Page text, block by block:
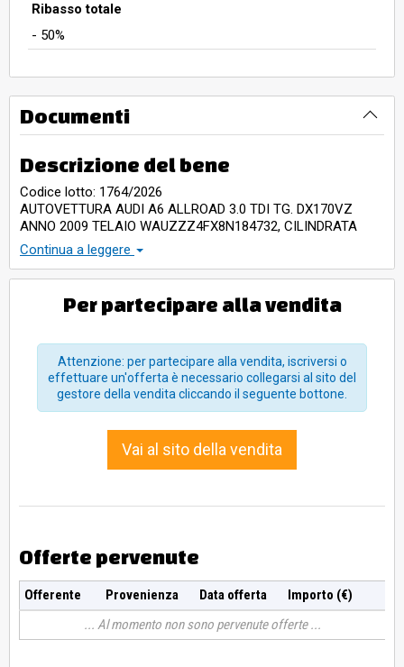
Ribasso totale
- 50%
Documenti
Descrizione del bene
Codice lotto: 1764/2026
AUTOVETTURA AUDI A6 ALLROAD 3.0 TDI TG. DX170VZ
ANNO 2009 TELAIO WAUZZZ4FX8N184732, CILINDRATA
2967 CC, KW 171, CON UNA CHIAVE, LIBRETTO DI
CIRCOLAZIONE, MANCANTE DI CERTIFICATO DI PROPRIETA',
KM 355.936; IN ALLEGATO COPIA LIBRETTO DI
CIRCOLAZIONE;
LA CANCELLAZIONE DI GRAVAMI PRESENTI, DIVERSI DA
SARA' A CARICO DELL'AGGIUDICATARIO.
VISIONABILE OGNI GIOVEDI E VENERDI DALLE 8.30 ALLE
12.00, DALLE 14.00 ALLE 17.00 IN BRESCIA VIA FURA 28.
Continua a leggere
Per partecipare alla vendita
Attenzione: per partecipare alla vendita, iscriversi o
effettuare un'offerta è necessario collegarsi al sito del
gestore della vendita cliccando il seguente bottone.
Vai al sito della vendita
Offerte pervenute
Offerente Provenienza Data offerta
Importo (€)
Al momento non sono pervenute offerte